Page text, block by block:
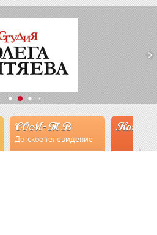
СОМ-ТВ
Детское телевидение
Наши